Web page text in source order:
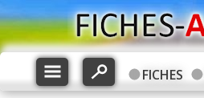
FICHES